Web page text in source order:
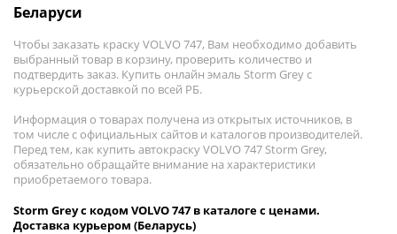
Беларуси
Чтобы заказать краску VOLVO 747, Вам необходимо добавить
выбранный товар в корзину, проверить количество и
подтвердить заказ. Купить онлайн эмаль Storm Grey с
курьерской доставкой по всей РБ.
Информация о товарах получена из открытых источников, в
том числе с официальных сайтов и каталогов производителей.
Перед тем, как купить автокраску VOLVO 747 Storm Grey,
обязательно обращайте внимание на характеристики
приобретаемого товара.
Storm Grey с кодом VOLVO 747 в каталоге с ценами.
Доставка курьером (Беларусь)